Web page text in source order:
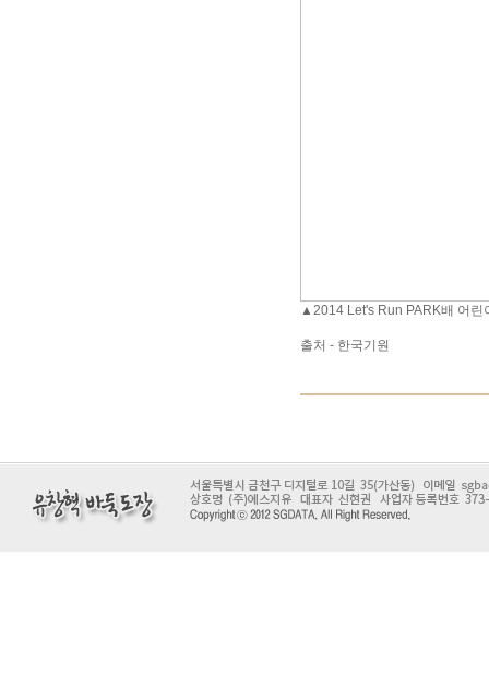
▲2014 Let's Run PARK배 어린
출처 - 한국기원